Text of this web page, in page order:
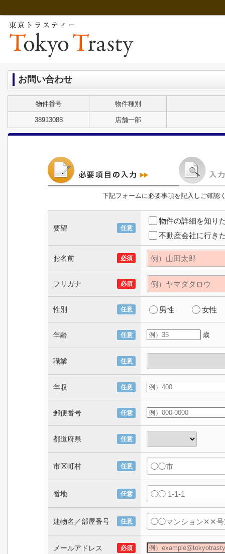
お問い合わせ
物件番号 物件種別
38913088 店舗一部
下記フォームに必要事項を記入しご確認
要望 任意
物件の詳細を知り
不動産会社に行き
お名前 必須
フリガナ 必須
性別 任意 男性 女性
年齢 任意 歳
職業 任意
年収 任意
郵便番号 任意
都道府県 任意
市区町村 任意
番地 任意
建物名／部屋番号 任意
メールアドレス 必須